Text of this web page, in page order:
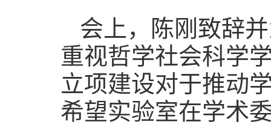
会上，陈刚致辞
重视哲学社会科学
立项建设对于推动
希望实验室在学术